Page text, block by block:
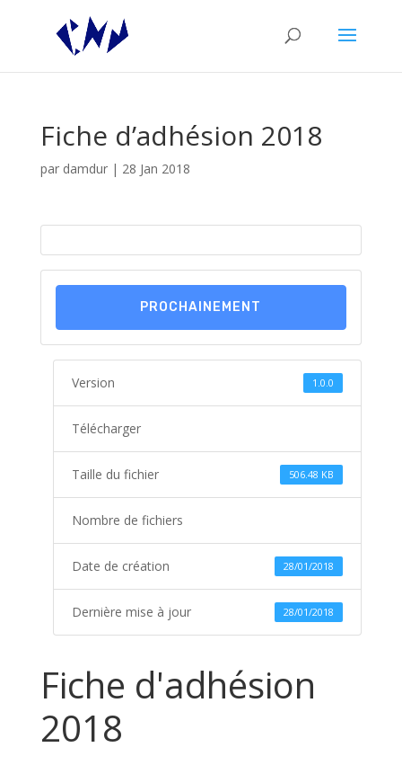
Fiche d’adhésion 2018
par damdur| 28 Jan 2018
PROCHAINEMENT
Version 1.0.0
Télécharger
Taille du fichier 506.48 KB
Nombre de fichiers
Date de création 28/01/2018
Dernière mise à jour 28/01/2018
Fiche d'adhésion
2018